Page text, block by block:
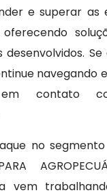
e superar as
desenvolvidos.
navegando
contato
no segmento
vem